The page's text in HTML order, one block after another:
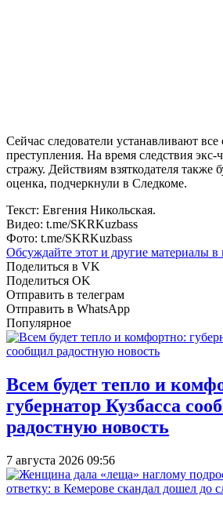
Сейчас следователи устанавливают все
преступления. На время следствия
стражу. Действиям взяткодателя также
оценка, подчеркнули в Следкоме.
Текст: Евгения Никольская.
Видео: t.me/SKRKuzbass
Фото: t.me/SKRKuzbass
Обсуждайте этот и другие материалы в
Поделиться в VK
Поделиться OK
Отправить в телеграм
Отправить в WhatsApp
Популярное
Всем будет тепло и
губернатор Кузбасса
радостную новость
7 августа 2026 09:56